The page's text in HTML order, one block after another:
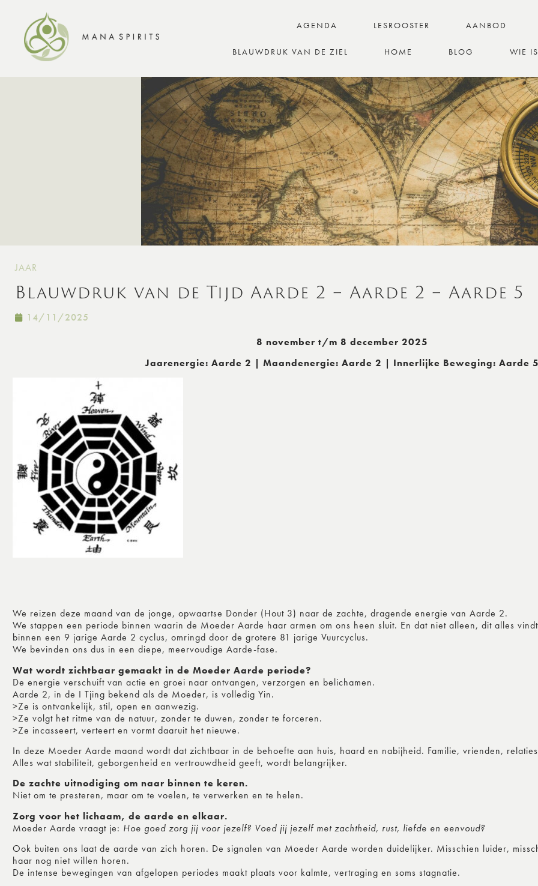
AGENDA LESROOSTER AANBOD
BLAUWDRUK VAN DE ZIEL HOME BLOG WIE
JAAR
Blauwdruk van de Tijd Aarde 2 – Aarde 2 – Aarde 5
14/11/2025
8 november t/m 8 december 2025
Jaarenergie: Aarde 2 | Maandenergie: Aarde 2 | Innerlijke Beweging: Aarde
We reizen deze maand van de jonge, opwaartse Donder (Hout 3) naar de zachte, dragende energie van Aarde 2.
We stappen een periode binnen waarin de Moeder Aarde haar armen om ons heen sluit. En dat niet alleen, dit alles
binnen een 9 jarige Aarde 2 cyclus, omringd door de grotere 81 jarige Vuurcyclus.
We bevinden ons dus in een diepe, meervoudige Aarde-fase.
Wat wordt zichtbaar gemaakt in de Moeder Aarde periode?
De energie verschuift van actie en groei naar ontvangen, verzorgen en belichamen.
Aarde 2, in de I Tjing bekend als de Moeder, is volledig Yin.
>Ze is ontvankelijk, stil, open en aanwezig.
>Ze volgt het ritme van de natuur, zonder te duwen, zonder te forceren.
>Ze incasseert, verteert en vormt daaruit het nieuwe.
In deze Moeder Aarde maand wordt dat zichtbaar in de behoefte aan huis, haard en nabijheid. Familie, vrienden,
Alles wat stabiliteit, geborgenheid en vertrouwdheid geeft, wordt belangrijker.
De zachte uitnodiging om naar binnen te keren.
Niet om te presteren, maar om te voelen, te verwerken en te helen.
Zorg voor het lichaam, de aarde en elkaar.
Moeder Aarde vraagt je: Hoe goed zorg jij voor jezelf? Voed jij jezelf met zachtheid, rust, liefde en eenvoud?
Ook buiten ons laat de aarde van zich horen. De signalen van Moeder Aarde worden duidelijker. Misschien luider,
haar nog niet willen horen.
De intense bewegingen van afgelopen periodes maakt plaats voor kalmte, vertraging en soms stagnatie.